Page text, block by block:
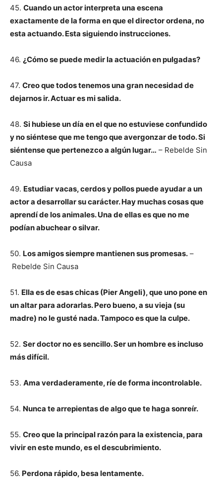
45. Cuando un actor interpreta una escena
exactamente de la forma en que el director ordena, no
esta actuando. Esta siguiendo instrucciones.
46. ¿Cómo se puede medir la actuación en pulgadas?
47. Creo que todos tenemos una gran necesidad de
dejarnos ir. Actuar es mi salida.
48. Si hubiese un día en el que no estuviese confundido
y no siéntese que me tengo que avergonzar de todo. Si
siéntense que pertenezco a algún lugar… – Rebelde Sin
Causa
49. Estudiar vacas, cerdos y pollos puede ayudar a un
actor a desarrollar su carácter. Hay muchas cosas que
aprendí de los animales. Una de ellas es que no me
podían abuchear o silvar.
50. Los amigos siempre mantienen sus promesas. –
Rebelde Sin Causa
51. Ella es de esas chicas (Pier Angeli), que uno pone en
un altar para adorarlas. Pero bueno, a su vieja (su
madre) no le gusté nada. Tampoco es que la culpe.
52. Ser doctor no es sencillo. Ser un hombre es incluso
más difícil.
53. Ama verdaderamente, ríe de forma incontrolable.
54. Nunca te arrepientas de algo que te haga sonreír.
55. Creo que la principal razón para la existencia, para
vivir en este mundo, es el descubrimiento.
56. Perdona rápido, besa lentamente.